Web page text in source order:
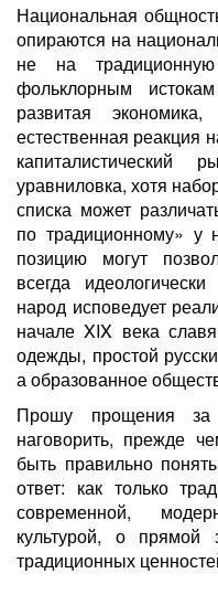
Национальная
опираются на
не на
фольклорным
развитая
естественная реакция
капиталистический
уравниловка, хотя
списка может
по традиционному»
позицию могут
всегда
народ исповедует
начале XIX века
одежды, простой
а образованное
Прошу прощения за
наговорить, прежде
быть правильно
ответ: как только
современной,
культурой, о прямой
традиционных